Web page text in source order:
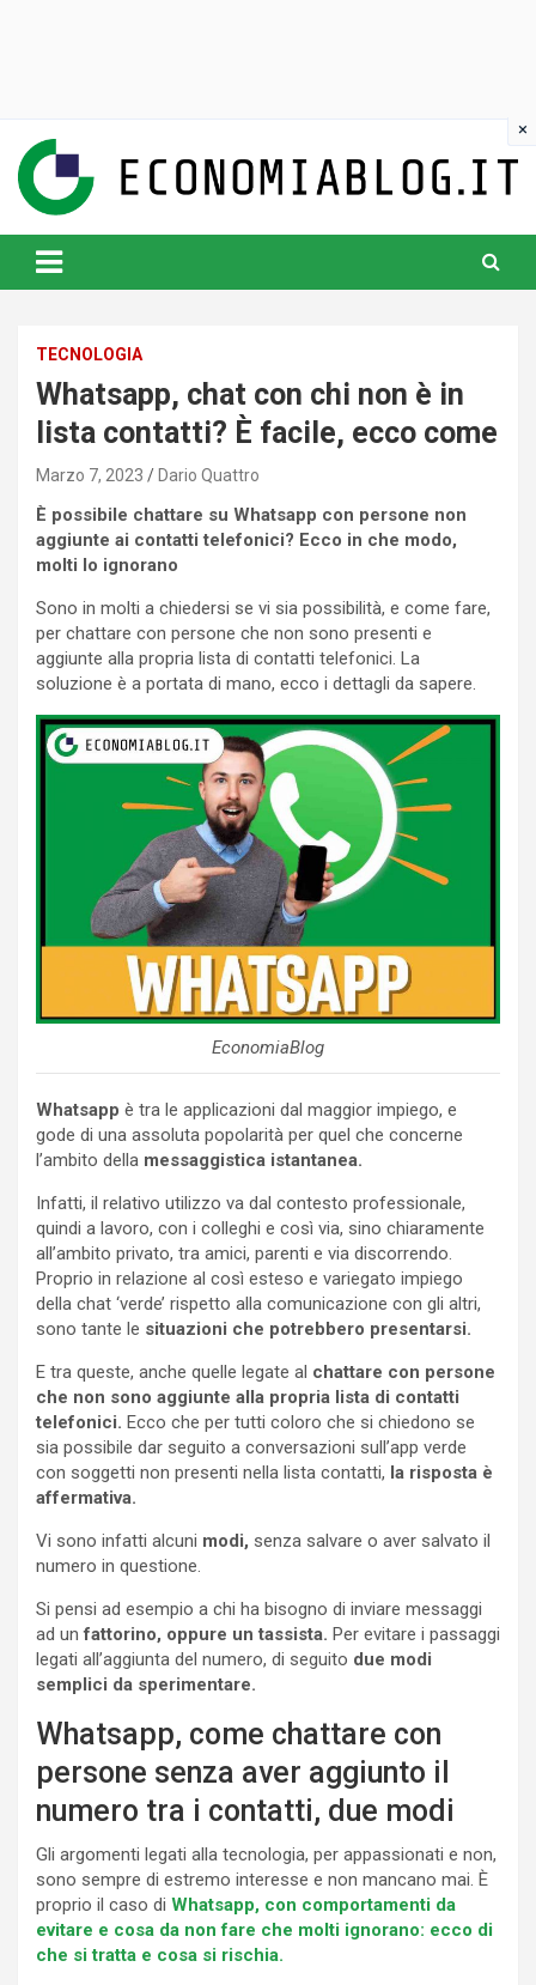
content
www.economiablog.it
TECNOLOGIA
Whatsapp, chat con chi non è in
lista contatti? È facile, ecco come
Marzo 7, 2023 Dario Quattro
È possibile chattare su Whatsapp con persone non
aggiunte ai contatti telefonici? Ecco in che modo,
molti lo ignorano
Sono in molti a chiedersi se vi sia possibilità, e come fare,
per chattare con persone che non sono presenti e
aggiunte alla propria lista di contatti telefonici. La
soluzione è a portata di mano, ecco i dettagli da sapere.
EconomiaBlog
Whatsapp è tra le applicazioni dal maggior impiego, e
gode di una assoluta popolarità per quel che concerne
l’ambito della messaggistica istantanea.
Infatti, il relativo utilizzo va dal contesto professionale,
quindi a lavoro, con i colleghi e così via, sino chiaramente
all’ambito privato, tra amici, parenti e via discorrendo.
Proprio in relazione al così esteso e variegato impiego
della chat ‘verde’ rispetto alla comunicazione con gli altri,
sono tante le situazioni che potrebbero presentarsi.
E tra queste, anche quelle legate al chattare con persone
che non sono aggiunte alla propria lista di contatti
telefonici. Ecco che per tutti coloro che si chiedono se
sia possibile dar seguito a conversazioni sull’app verde
con soggetti non presenti nella lista contatti, la risposta è
affermativa.
Vi sono infatti alcuni modi, senza salvare o aver salvato il
numero in questione.
Si pensi ad esempio a chi ha bisogno di inviare messaggi
ad unfattorino, oppure un tassista. Per evitare i passaggi
legati all’aggiunta del numero, di seguito due modi
semplici da sperimentare.
Whatsapp, come chattare con
persone senza aver aggiunto il
numero tra i contatti, due modi
Gli argomenti legati alla tecnologia, per appassionati e non,
sono sempre di estremo interesse e non mancano mai. È
proprio il caso di Whatsapp, con comportamenti da
evitare e cosa da non fare che molti ignorano: ecco di
che si tratta e cosa si rischia.